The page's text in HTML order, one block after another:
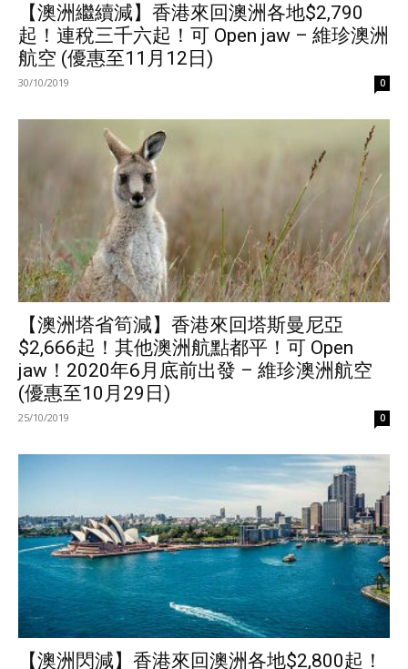
【澳洲繼續減】香港來回澳洲各地$2,790
起！連稅三千六起！可 Open jaw – 維珍澳洲
航空 (優惠至11月12日)
30/10/2019 0
【澳洲塔省筍減】香港來回塔斯曼尼亞
$2,666起！其他澳洲航點都平！可 Open
jaw！2020年6月底前出發 – 維珍澳洲航空
(優惠至10月29日)
25/10/2019 0
【澳洲閃減】香港來回澳洲各地$2,800起！